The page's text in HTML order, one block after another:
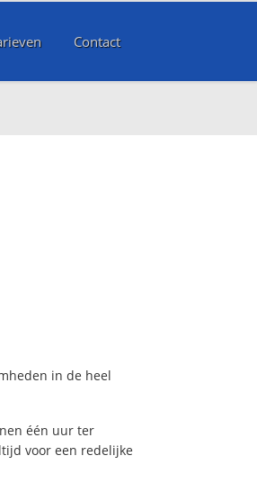
Contact
in de heel
één uur ter
voor een redelijke